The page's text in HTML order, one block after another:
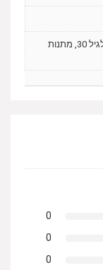
מתנות לגיל 20, מתנות לגיל 30, מתנות
0
0
0